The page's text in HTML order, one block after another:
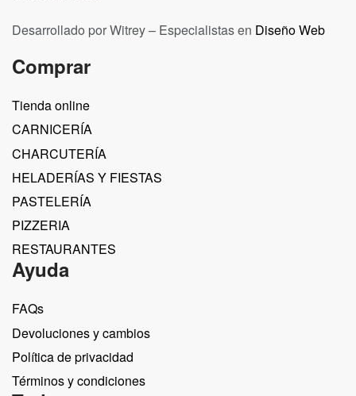
Desarrollado por Witrey – Especialistas en Diseño Web
Comprar
Tienda online
CARNICERÍA
CHARCUTERÍA
HELADERÍAS Y FIESTAS
PASTELERÍA
PIZZERIA
RESTAURANTES
Ayuda
FAQs
Devoluciones y cambios
Política de privacidad
Términos y condiciones